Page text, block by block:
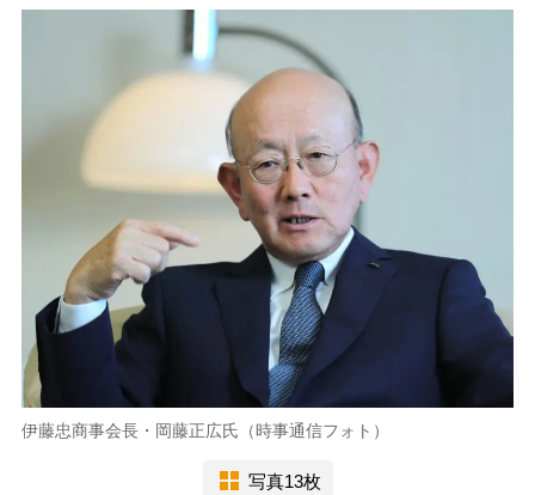
伊藤忠商事会長・岡藤正広氏（時事通信フォト）
写真13枚